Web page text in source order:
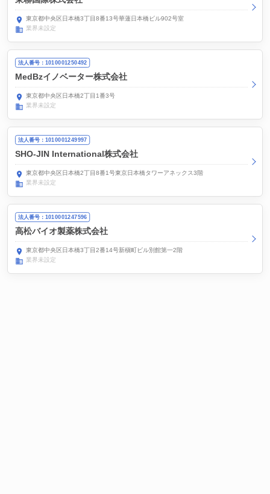
東京都中央区日本橋3丁目8番13号華蓮日本橋ビル902号室
業界未設定
法人番号：1010001250492
MedBzイノベーター株式会社
東京都中央区日本橋2丁目1番3号
業界未設定
法人番号：1010001249997
SHO-JIN International株式会社
東京都中央区日本橋2丁目8番1号東京日本橋タワーアネックス3階
業界未設定
法人番号：1010001247596
高松バイオ製薬株式会社
東京都中央区日本橋3丁目2番14号新槇町ビル別館第一2階
業界未設定